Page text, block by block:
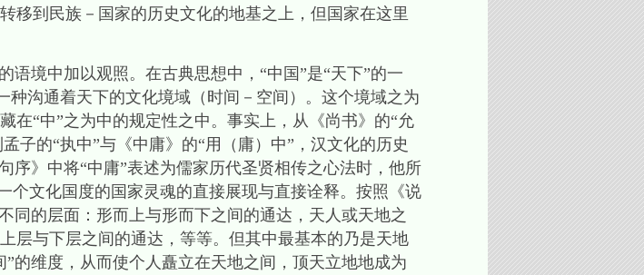
移到民族－国家的历史文化的地基之上，但国家在这里
境中加以观照。在古典思想中，“中国”是“天下”的一
种沟通着天下的文化境域（时间－空间）。这个境域之为
在“中”之为中的规定性之中。事实上，从《尚书》的“允
子的“执中”与《中庸》的“用（庸）中”，汉文化的历史
序》中将“中庸”表述为儒家历代圣贤相传之心法时，他所
个文化国度的国家灵魂的直接展现与直接诠释。按照《说
同的层面：形而上与形而下之间的通达，天人或天地之
层与下层之间的通达，等等。但其中最基本的乃是天地
的维度，从而使个人矗立在天地之间，顶天立地地成为